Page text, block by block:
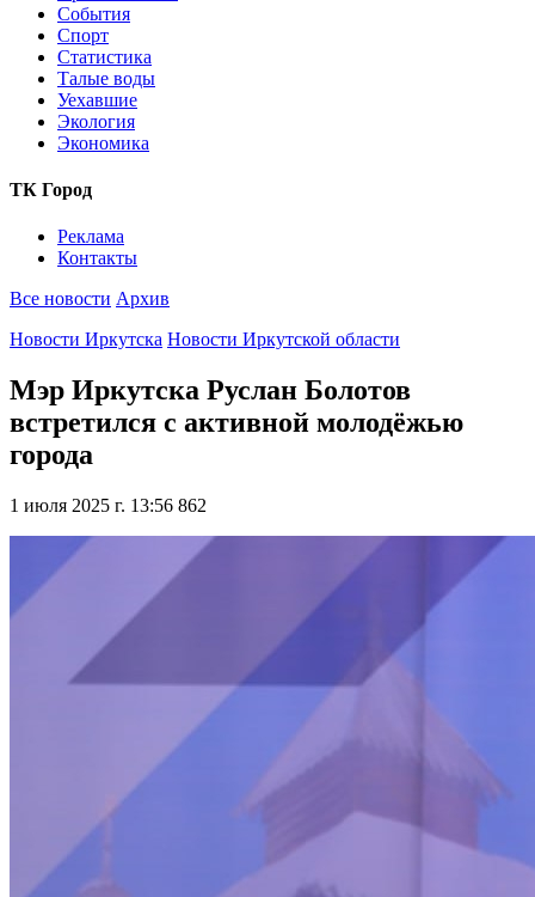
События
Спорт
Статистика
Талые воды
Уехавшие
Экология
Экономика
ТК Город
Реклама
Контакты
Все новости Архив
Новости Иркутска Новости Иркутской области
Мэр Иркутска Руслан Болотов
встретился с активной молодёжью
города
1 июля 2025 г. 13:56 862